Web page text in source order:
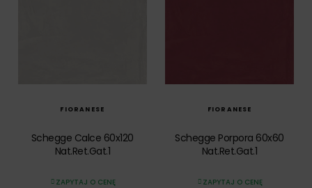
FIORANESE
Schegge Calce 60x120
Nat.Ret.Gat.1
ZAPYTAJ O CENĘ
FIORANESE
Schegge Porpora 60x60
Nat.Ret.Gat.1
ZAPYTAJ O CENĘ
SZYBKI PODGLĄD